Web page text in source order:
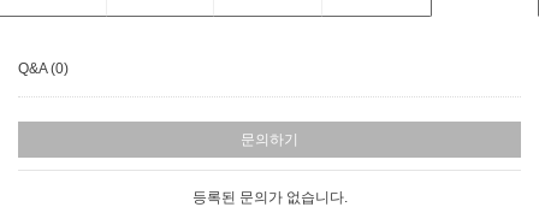
Q&A (0)
문의하기
등록된 문의가 없습니다.